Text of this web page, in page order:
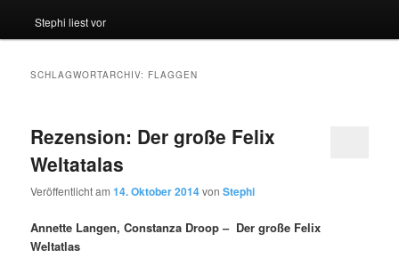
Stephi liest vor
SCHLAGWORTARCHIV: FLAGGEN
Rezension: Der große Felix
Weltatalas
Veröffentlicht am14. Oktober 2014vonStephi
Annette Langen, Constanza Droop – Der große Felix
Weltatlas